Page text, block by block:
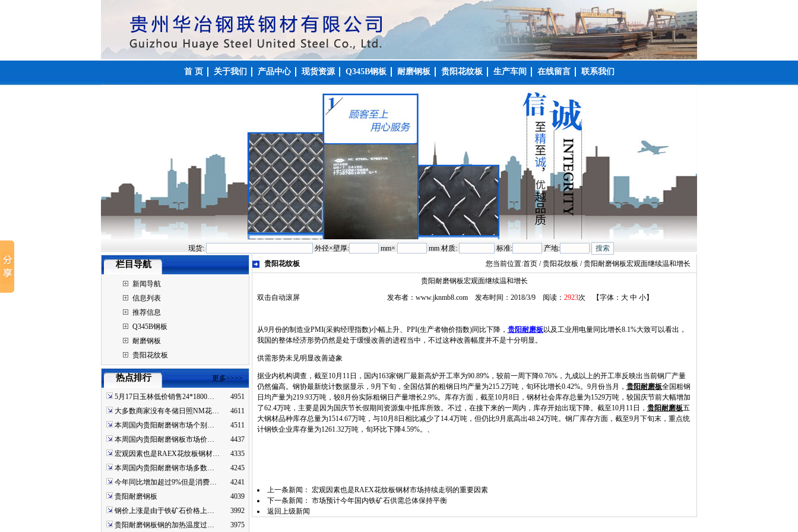
首 页 关于我们 产品中心 现货资源 Q345B钢板 耐磨钢板 贵阳花纹板 生产车间 在线留言 联系我们
现货: 外径×壁厚: mm× mm 材质: 标准: 产地:
栏目导航
新闻导航
信息列表
推荐信息
Q345B钢板
耐磨钢板
贵阳花纹板
热点排行 更多>>>>
5月17日玉林低价销售24*1800…
4951
大多数商家没有冬储日照NM花…
4611
本周国内贵阳耐磨钢市场个别…
4511
本周国内贵阳耐磨钢板市场价…
4437
宏观因素也是RAEX花纹板钢材…
4335
本周国内贵阳耐磨钢市场多数…
4245
今年同比增加超过9%但是消费…
4241
贵阳耐磨钢板
4039
钢价上涨是由于铁矿石价格上…
3992
贵阳耐磨钢板钢的加热温度过…
3975
贵阳花纹板 您当前位置:首页 / 贵阳花纹板 / 贵阳耐磨钢板宏观面继续温和增长
贵阳耐磨钢板宏观面继续温和增长
双击自动滚屏
发布者：www.jknmb8.com 发布时间：2018/3/9 阅读： 2923次 【字体： 大 中 小】
从9月份的制造业PMI(采购经理指数)小幅上升、PPI(生产者物价指数)同比下降， 贵阳耐磨板以及工业用电量同比增长8.1%大致可以看出，
我国的整体经济形势仍然是处于缓慢改善的进程当中，不过这种改善幅度并不是十分明显。
供需形势未见明显改善迹象
据业内机构调查，截至10月11日，国内163家钢厂最新高炉开工率为90.89%，较前一周下降0.76%，九成以上的开工率反映出当前钢厂产量
仍然偏高。钢协最新统计数据显示，9月下旬，全国估算的粗钢日均产量为215.2万吨，旬环比增长0.42%。9月份当月， 贵阳耐磨板全国粗钢
日均产量为219.93万吨，较8月份实际粗钢日产量增长2.9%。库存方面，截至10月8日，钢材社会库存总量为1529万吨，较国庆节前大幅增加
了62.4万吨，主要是因为国庆节长假期间资源集中抵库所致。不过，在接下来的一周内，库存开始出现下降。截至10月11日， 贵阳耐磨板五
大钢材品种库存总量为1514.67万吨，与10月8日相比减少了14.4万吨，但仍比9月底高出48.24万吨。钢厂库存方面，截至9月下旬末，重点统
计钢铁企业库存量为1261.32万吨，旬环比下降4.59%。、
上一条新闻： 宏观因素也是RAEX花纹板钢材市场持续走弱的重要因素
下一条新闻： 市场预计今年国内铁矿石供需总体保持平衡
返回上级新闻